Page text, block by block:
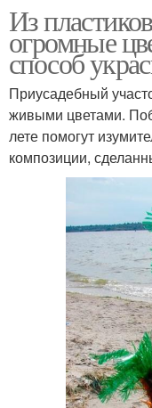
Из
огромные
способ
Приусадебный
живыми цветами.
лете помогут
композиции,